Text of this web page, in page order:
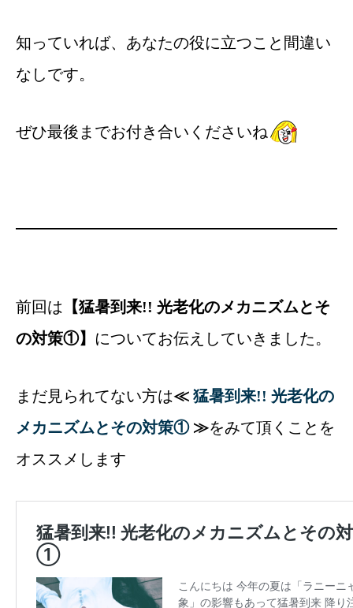
知っていれば、あなたの役に立つこと間違い
なしです。
ぜひ最後までお付き合いくださいね
前回は 【猛暑到来!! 光老化のメカニズムとそ
の対策①】 についてお伝えしていきました。
まだ見られてない方は≪ 猛暑到来!! 光老化の
メカニズムとその対策①≫をみて頂くことを
オススメします